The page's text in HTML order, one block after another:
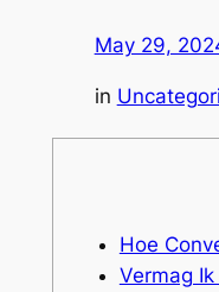
May 29,
in
Hoe
Vermag